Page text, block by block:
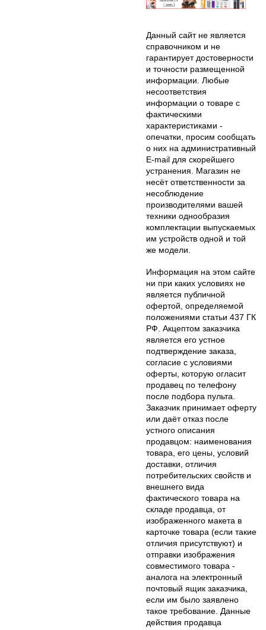
Данный сайт не является
справочником и не
гарантирует достоверности
и точности размещенной
информации. Любые
несоответствия
информации о товаре с
фактическими
характеристиками -
опечатки, просим сообщать
о них на административный
E-mail для скорейшего
устранения. Магазин не
несёт ответственности за
несоблюдение
производителями вашей
техники однообразия
комплектации выпускаемых
им устройств одной и той
же модели.
Информация на этом сайте
ни при каких условиях не
является публичной
офертой, определяемой
положениями статьи 437 ГК
РФ. Акцептом заказчика
является его устное
подтверждение заказа,
согласие с условиями
оферты, которую огласит
продавец по телефону
после подбора пульта.
Заказчик принимает оферту
или даёт отказ после
устного описания
продавцом: наименования
товара, его цены, условий
доставки, отличия
потребительских свойств и
внешнего вида
фактического товара на
складе продавца, от
изображенного макета в
карточке товара (если такие
отличия присутствуют) и
отправки изображения
совместимого товара -
аналога на электронный
почтовый ящик заказчика,
если им было заявлено
такое требование. Данные
действия продавца